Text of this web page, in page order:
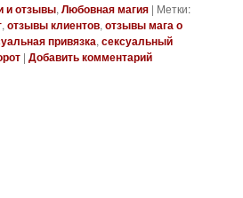
и отзывы,Любовная магия | Метки:
,отзывы клиентов,отзывы мага о
привязка,сексуальный
|Добавить комментарий